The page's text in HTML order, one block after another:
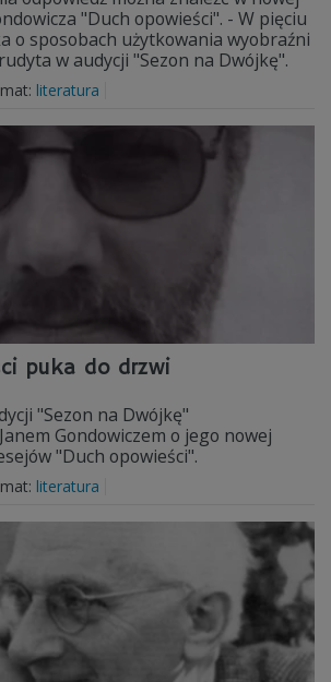
"Duch opowieści". - W pięciu
o sposobach użytkowania wyobraźni
w audycji "Sezon na Dwójkę".
literatura
puka do drzwi
"Sezon na Dwójkę"
Gondowiczem o jego nowej
"Duch opowieści".
literatura